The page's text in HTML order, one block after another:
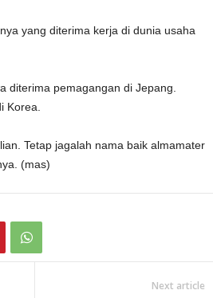
yang diterima kerja di dunia usaha
diterima pemagangan di Jepang.
Korea.
Tetap jagalah nama baik almamater
(mas)
Next article